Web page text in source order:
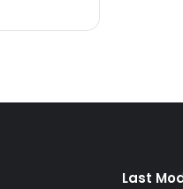
Last